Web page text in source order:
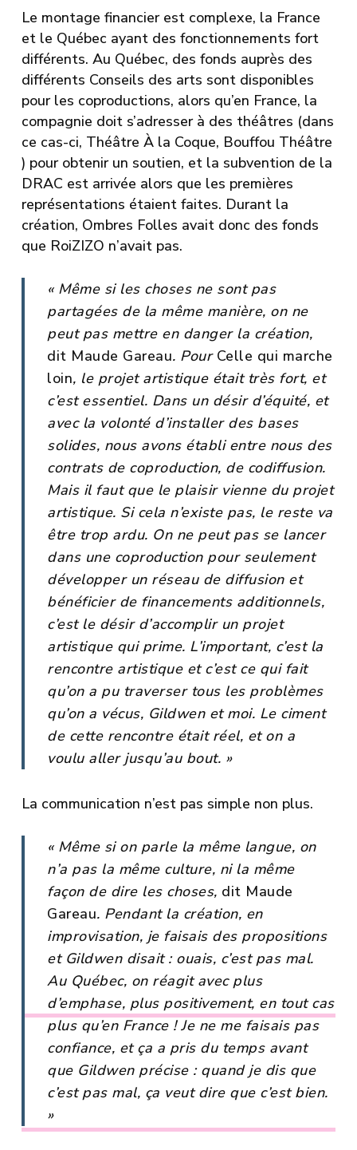
Le montage financier est complexe, la France
et le Québec ayant des fonctionnements fort
différents. Au Québec, des fonds auprès des
différents Conseils des arts sont disponibles
pour les coproductions, alors qu’en France, la
compagnie doit s’adresser à des théâtres (dans
ce cas-ci, Théâtre À la Coque, Bouffou Théâtre
) pour obtenir un soutien, et la subvention de la
DRAC est arrivée alors que les premières
représentations étaient faites. Durant la
création, Ombres Folles avait donc des fonds
que RoiZIZO n’avait pas.
« Même si les choses ne sont pas
partagées de la même manière, on ne
peut pas mettre en danger la création,
dit Maude Gareau. PourCelle qui marche
loin, le projet artistique était très fort, et
c’est essentiel. Dans un désir d’équité, et
avec la volonté d’installer des bases
solides, nous avons établi entre nous des
contrats de coproduction, de codiffusion.
Mais il faut que le plaisir vienne du projet
artistique. Si cela n’existe pas, le reste va
être trop ardu. On ne peut pas se lancer
dans une coproduction pour seulement
développer un réseau de diffusion et
bénéficier de financements additionnels,
c’est le désir d’accomplir un projet
artistique qui prime. L’important, c’est la
rencontre artistique et c’est ce qui fait
qu’on a pu traverser tous les problèmes
qu’on a vécus, Gildwen et moi. Le ciment
de cette rencontre était réel, et on a
voulu aller jusqu’au bout. »
La communication n’est pas simple non plus.
« Même si on parle la même langue, on
n’a pas la même culture, ni la même
façon de dire les choses, dit Maude
Gareau. Pendant la création, en
improvisation, je faisais des propositions
et Gildwen disait : ouais, c’est pas mal.
Au Québec, on réagit avec plus
d’emphase, plus positivement, en tout cas
plus qu’en France ! Je ne me faisais pas
confiance, et ça a pris du temps avant
que Gildwen précise : quand je dis que
c’est pas mal, ça veut dire que c’est bien.
»